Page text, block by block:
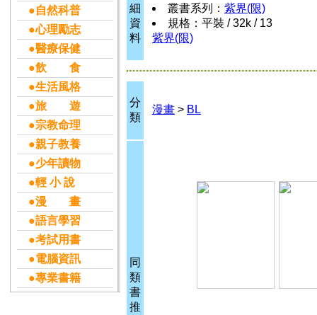
●自然科普
●心理勵志
●醫療保健
●飲 食
●生活風格
●旅 遊
●宗教命理
●親子教養
●少年讀物
●輕 小 說
●漫 畫
●語言學習
●考試用書
●電腦資訊
●專業書籍
細
資
料
叢書系列： 紫界(限)
規格：平裝 / 32k / 13
紫界(限)
分
類
漫畫 > BL
同
類
書
推